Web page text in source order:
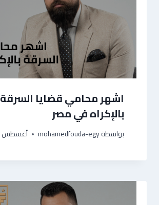
اشهر محامي قضايا السرقة
بالإكراه في مصر
بواسطةmohamedfouda-egy أغسطس 1, 2025